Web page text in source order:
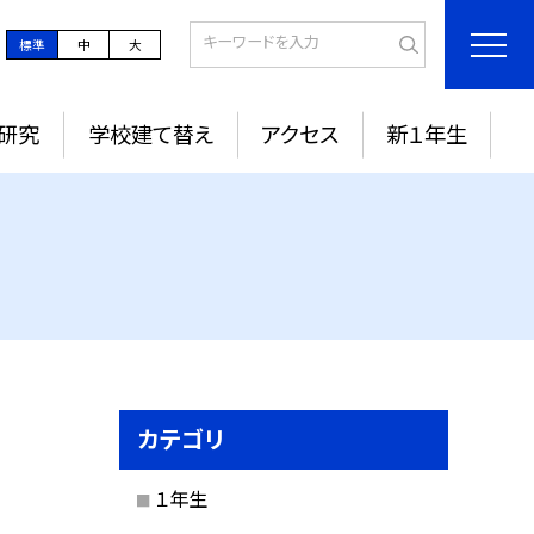
標準 中 大
究 学校建て替え アクセス 新１年生
カテゴリ
１年生